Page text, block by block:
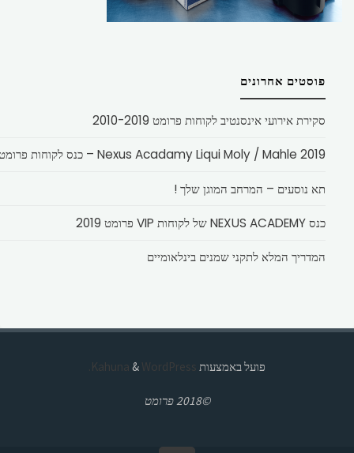
פוסטים אחרונים
סקירת אירועי אינסנטיב לקוחות פרומט 2010-2019
Nexus Acadamy Liqui Moly / Mahle 2019 – כנס לקוחות פרומט
תא נוסעים – המרחב המוגן שלך !
כנס NEXUS ACADEMY של לקוחות VIP פרומט 2019
המדריך המלא לתקני שמנים בינלאומיים
פועל באמצעות & WordPress.
©2018 פרומט